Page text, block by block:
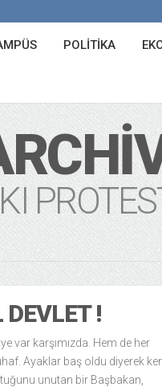
POLITIKA
DEVLET !
var karşımızda. Hem de her
Ayaklar baş oldu diyerek
unutan bir Başbakan,